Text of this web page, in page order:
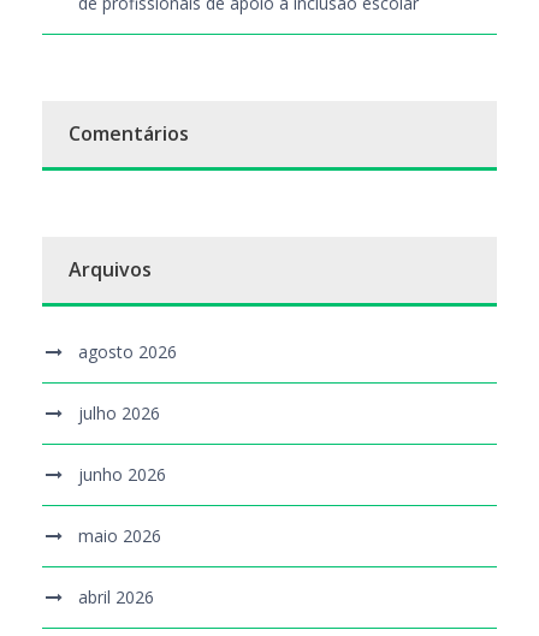
Comentários
Arquivos
agosto 2026
julho 2026
junho 2026
maio 2026
abril 2026